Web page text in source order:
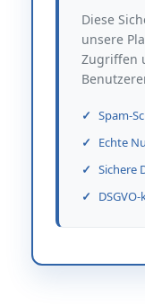
Diese
unsere
Zugriffen
Spam-
Echte
Sichere